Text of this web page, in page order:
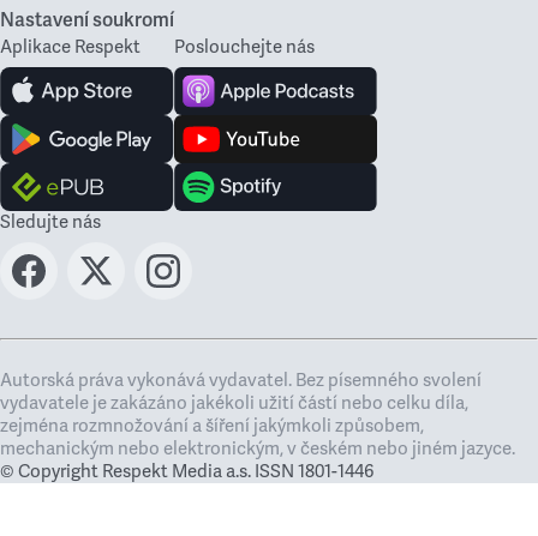
Nastavení soukromí
Aplikace Respekt Poslouchejte nás
Sledujte nás
Autorská práva vykonává vydavatel. Bez písemného svolení
vydavatele je zakázáno jakékoli užití částí nebo celku díla,
zejména rozmnožování a šíření jakýmkoli způsobem,
mechanickým nebo elektronickým, v českém nebo jiném jazyce.
© Copyright Respekt Media a.s. ISSN 1801-1446